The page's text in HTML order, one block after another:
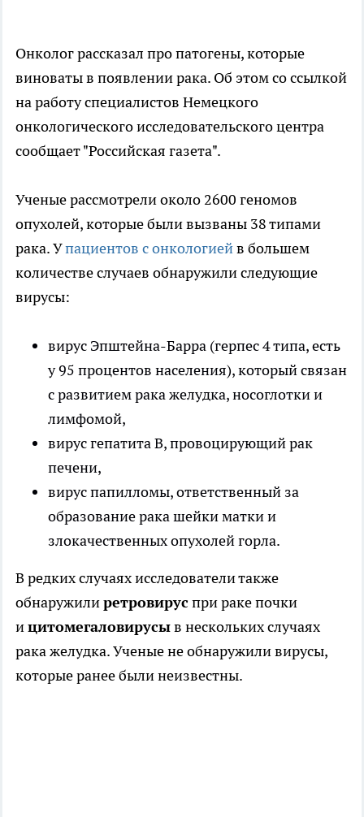
Онколог рассказал про патогены, которые
виноваты в появлении рака. Об этом со ссылкой
на работу специалистов Немецкого
онкологического исследовательского центра
сообщает "Российская газета".
Ученые рассмотрели около 2600 геномов
опухолей, которые были вызваны 38 типами
рака. Упациентов с онкологиейв большем
количестве случаев обнаружили следующие
вирусы:
вирус Эпштейна-Барра (герпес 4 типа, есть
у 95 процентов населения), который связан
с развитием рака желудка, носоглотки и
лимфомой,
вирус гепатита В, провоцирующий рак
печени,
вирус папилломы, ответственный за
образование рака шейки матки и
злокачественных опухолей горла.
В редких случаях исследователи также
обнаружилиретровирус при раке почки
ицитомегаловирусыв нескольких случаях
рака желудка. Ученыене обнаружили вирусы,
которые ранее были неизвестны.